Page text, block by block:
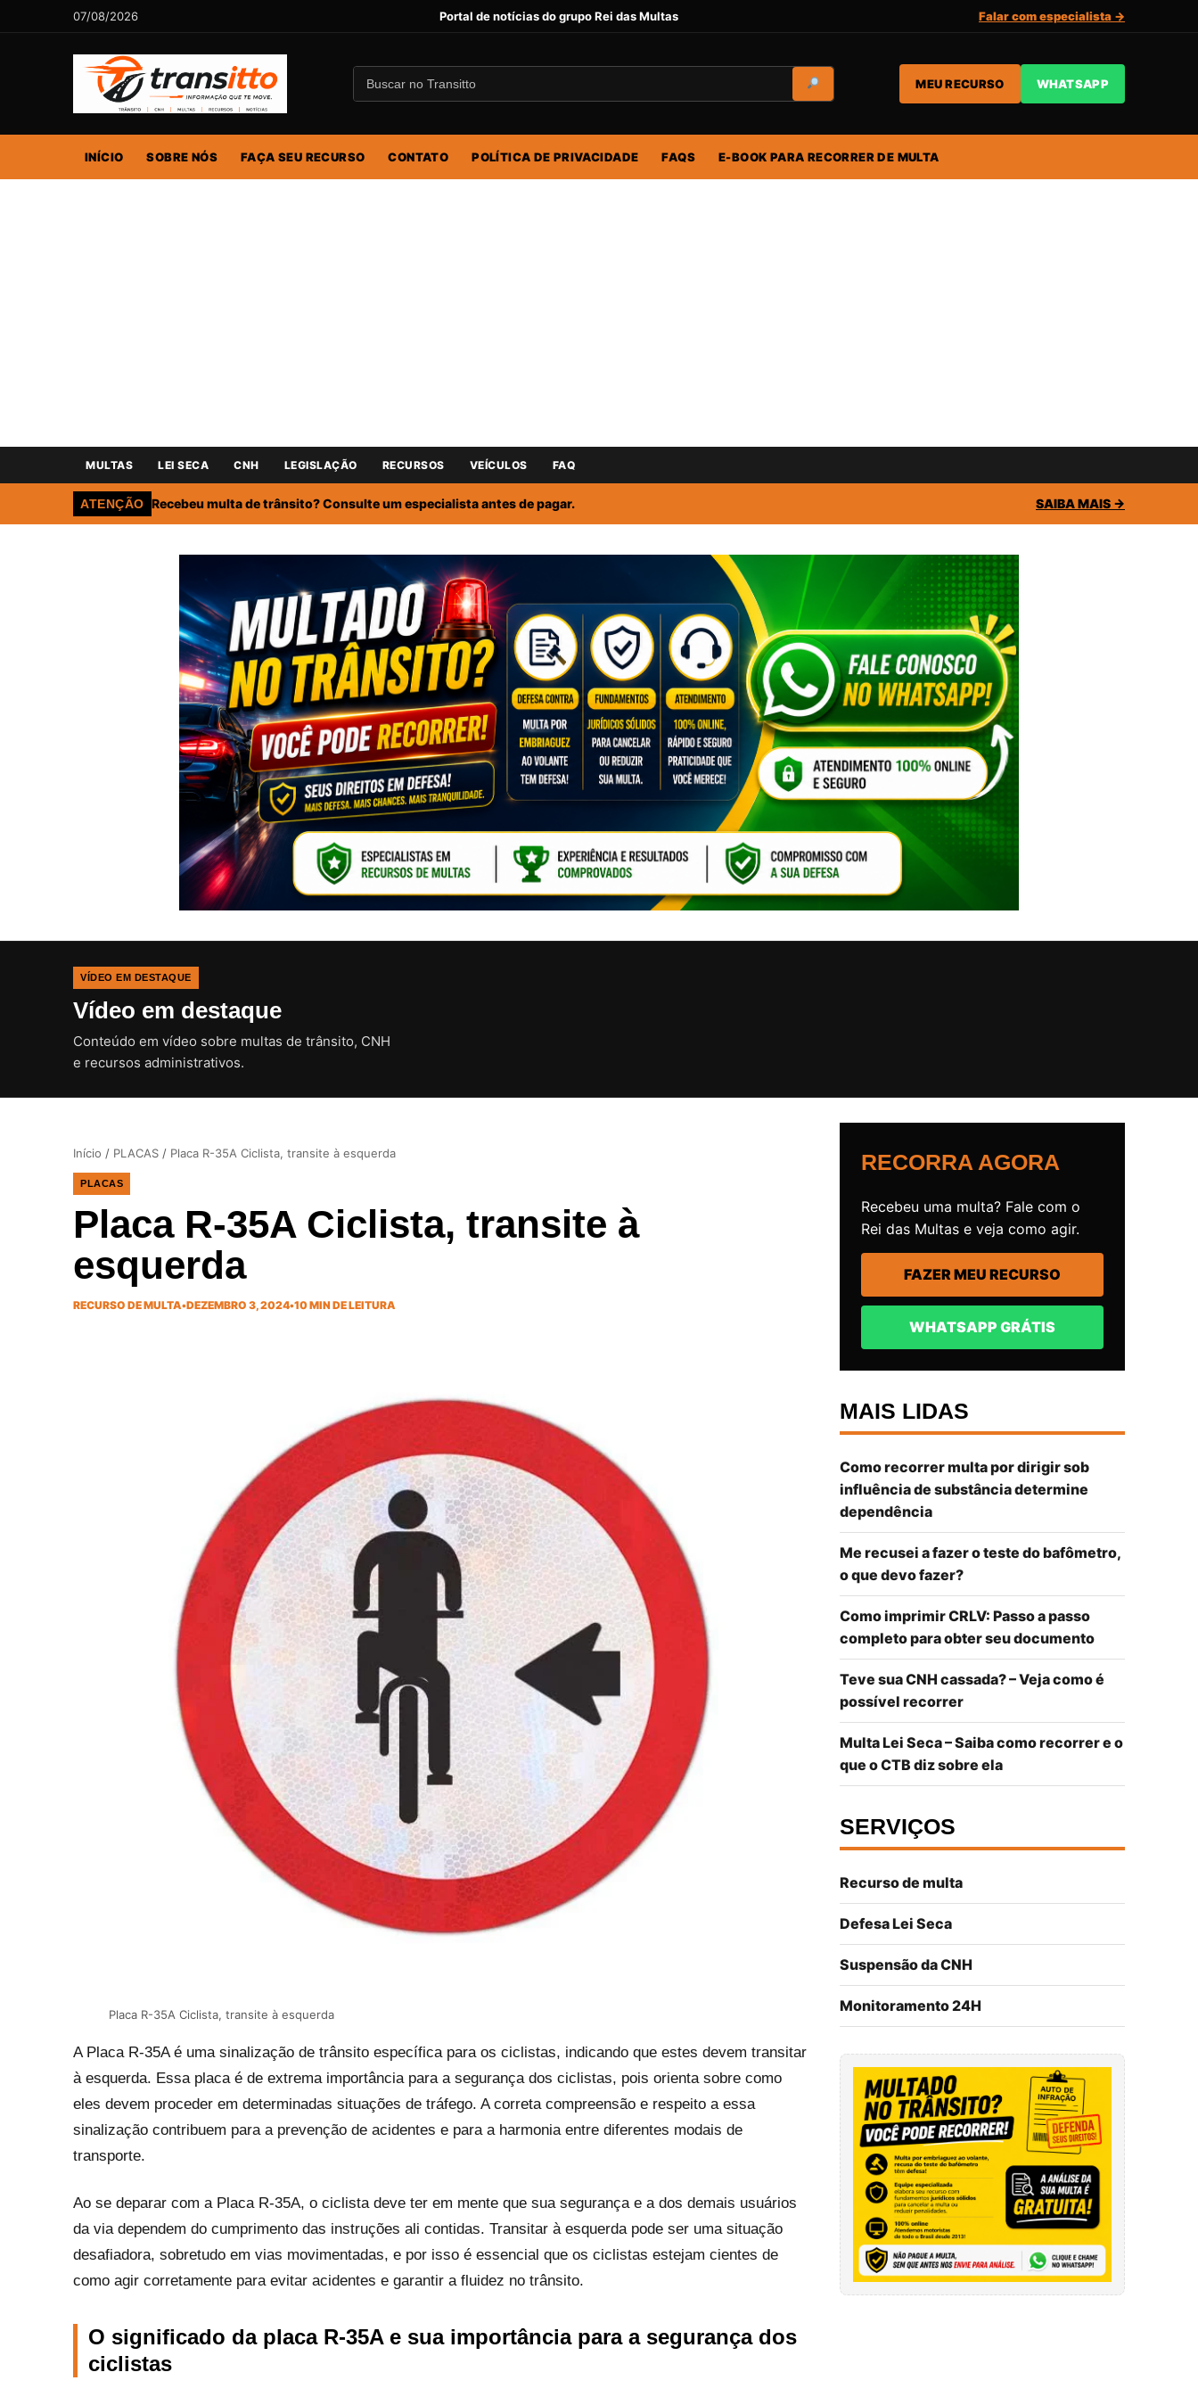
07/08/2026 Portal de notícias do grupo Rei das Multas Falar com especialista →
MEU RECURSO WHATSAPP
INÍCIO SOBRE NÓS FAÇA SEU RECURSO CONTATO POLÍTICA DE PRIVACIDADE FAQS E-BOOK PARA RECORRER DE MULTA
MULTAS LEI SECA CNH LEGISLAÇÃO RECURSOS VEÍCULOS FAQ
ATENÇÃO Recebeu multa de trânsito? Consulte um especialista antes de pagar. SAIBA MAIS →
VÍDEO EM DESTAQUE
Vídeo em destaque
Conteúdo em vídeo sobre multas de trânsito, CNH
e recursos administrativos.
Início / PLACAS / Placa R-35A Ciclista, transite à esquerda
PLACAS
Placa R-35A Ciclista, transite à
esquerda
RECURSO DE MULTA•DEZEMBRO 3, 2024•10 MIN DE LEITURA
Placa R-35A Ciclista, transite à esquerda
A Placa R-35A é uma sinalização de trânsito específica para os ciclistas, indicando que estes devem transitar
à esquerda. Essa placa é de extrema importância para a segurança dos ciclistas, pois orienta sobre como
eles devem proceder em determinadas situações de tráfego. A correta compreensão e respeito a essa
sinalização contribuem para a prevenção de acidentes e para a harmonia entre diferentes modais de
transporte.
Ao se deparar com a Placa R-35A, o ciclista deve ter em mente que sua segurança e a dos demais usuários
da via dependem do cumprimento das instruções ali contidas. Transitar à esquerda pode ser uma situação
desafiadora, sobretudo em vias movimentadas, e por isso é essencial que os ciclistas estejam cientes de
como agir corretamente para evitar acidentes e garantir a fluidez no trânsito.
O significado da placa R-35A e sua importância para a segurança dos
ciclistas
RECORRA AGORA
Recebeu uma multa? Fale com o
Rei das Multas e veja como agir.
FAZER MEU RECURSO
WHATSAPP GRÁTIS
MAIS LIDAS
Como recorrer multa por dirigir sob
influência de substância determine
dependência
Me recusei a fazer o teste do bafômetro,
o que devo fazer?
Como imprimir CRLV: Passo a passo
completo para obter seu documento
Teve sua CNH cassada? – Veja como é
possível recorrer
Multa Lei Seca – Saiba como recorrer e o
que o CTB diz sobre ela
SERVIÇOS
Recurso de multa
Defesa Lei Seca
Suspensão da CNH
Monitoramento 24H